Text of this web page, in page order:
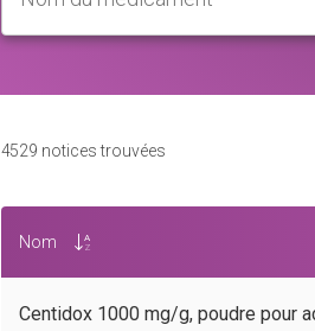
4529 notices trouvées
Nom
Centidox 1000 mg/g, poudre pour